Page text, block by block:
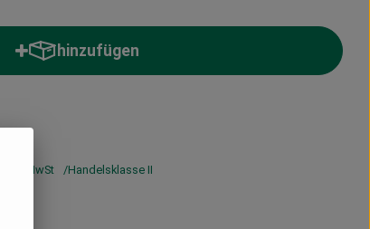
hinzufügen
Produkt zum Warenkorb hinzufügen
7% MwSt Handelsklasse II